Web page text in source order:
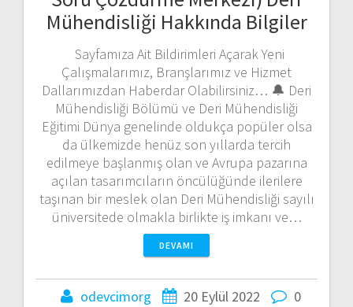
Mühendisliği Hakkında Bilgiler
Sayfamıza Ait Bildirimleri Açarak Yeni
Çalışmalarımız, Branşlarımız ve Hizmet
Dallarımızdan Haberdar Olabilirsiniz… 🔔 Deri
Mühendisliği Bölümü ve Deri Mühendisliği
Eğitimi Dünya genelinde oldukça popüler olsa
da ülkemizde henüz son yıllarda tercih
edilmeye başlanmış olan ve Avrupa pazarına
açılan tasarımcıların öncülüğünde ilerilere
taşınan bir meslek olan Deri Mühendisliği sayılı
üniversitede olmakla birlikte iş imkanı ve…
DEVAMI
odevcimorg 20 Eylül 2022 0